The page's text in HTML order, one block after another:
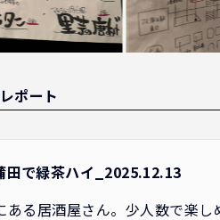
ポート
田で緑茶ハイ_2025.12.13
ある居酒屋さん。少人数で楽